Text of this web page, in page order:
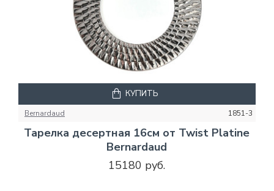
Bernardaud 1851-3
Тарелка десертная 16см от Twist Platine
Bernardaud
15180 руб.
КУПИТЬ